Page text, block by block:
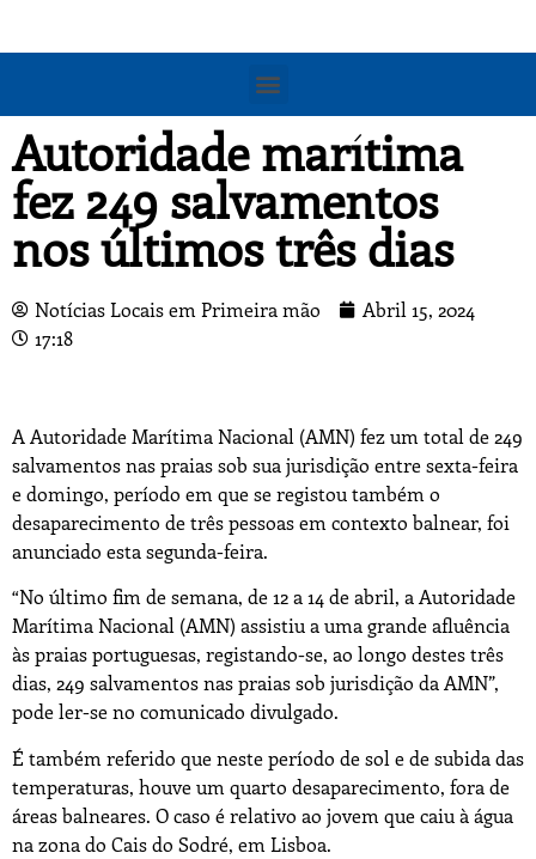
Autoridade marítima
fez 249 salvamentos
nos últimos três dias
Notícias Locais em Primeira mão
Abril 15, 2024
17:18
A Autoridade Marítima Nacional (AMN) fez um total de 249
salvamentos nas praias sob sua jurisdição entre sexta-feira
e domingo, período em que se registou também o
desaparecimento de três pessoas em contexto balnear, foi
anunciado esta segunda-feira.
“No último fim de semana, de 12 a 14 de abril, a Autoridade
Marítima Nacional (AMN) assistiu a uma grande afluência
às praias portuguesas, registando-se, ao longo destes três
dias, 249 salvamentos nas praias sob jurisdição da AMN”,
pode ler-se no comunicado divulgado.
É também referido que neste período de sol e de subida das
temperaturas, houve um quarto desaparecimento, fora de
áreas balneares. O caso é relativo ao jovem que caiu à água
na zona do Cais do Sodré, em Lisboa.